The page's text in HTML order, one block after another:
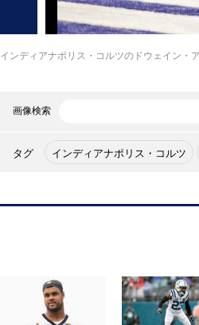
インディアナポリス・コルツのドウェイン・
画像検索
タグ インディアナポリス・コルツ